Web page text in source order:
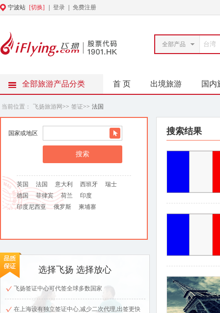
宁波站 [切换] 登录 免费注册
全部产品
全部旅游产品分类 首 页 出境旅游 国内
当前位置： 飞扬旅游网>> 签证>> 法国
国家或地区
英国 法国 意大利 西班牙
瑞士
德国
菲律宾 荷兰
印度
印度尼西亚
俄罗斯 柬埔寨
选择飞扬 选择放心
飞扬签证中心可代签全球多数国家
在上海设有独立签证中心,减少二次代理,出签更快
搜索结果